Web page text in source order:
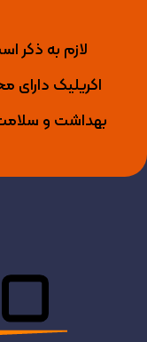
لازم به ذکر
اکریلیک دارای
بهداشت و